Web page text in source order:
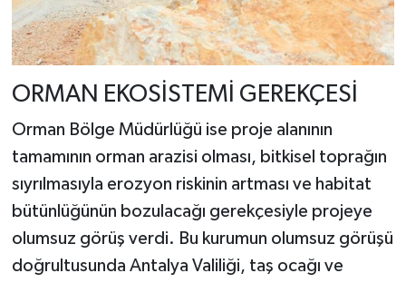
ORMAN EKOSİSTEMİ GEREKÇESİ
Orman Bölge Müdürlüğü ise proje alanının
tamamının orman arazisi olması, bitkisel toprağın
sıyrılmasıyla erozyon riskinin artması ve habitat
bütünlüğünün bozulacağı gerekçesiyle projeye
olumsuz görüş verdi. Bu kurumun olumsuz görüşü
doğrultusunda Antalya Valiliği, taş ocağı ve